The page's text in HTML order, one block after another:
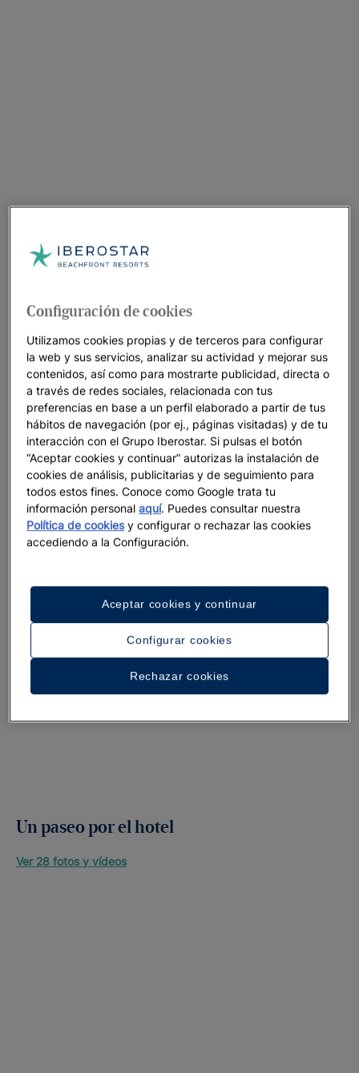
Un paseo por el hotel
Ver 28 fotos y vídeos
Configuración de cookies
Utilizamos cookies propias y de terceros para configurar
la web y sus servicios, analizar su actividad y mejorar sus
contenidos, así como para mostrarte publicidad, directa o
a través de redes sociales, relacionada con tus
preferencias en base a un perfil elaborado a partir de tus
hábitos de navegación (por ej., páginas visitadas) y de tu
interacción con el Grupo Iberostar. Si pulsas el botón
“Aceptar cookies y continuar” autorizas la instalación de
cookies de análisis, publicitarias y de seguimiento para
todos estos fines. Conoce como Google trata tu
información personalaquí. Puedes consultar nuestra
Política de cookiesy configurar o rechazar las cookies
accediendo a la Configuración.
Configurar cookies
Rechazar cookies
Aceptar cookies y continuar